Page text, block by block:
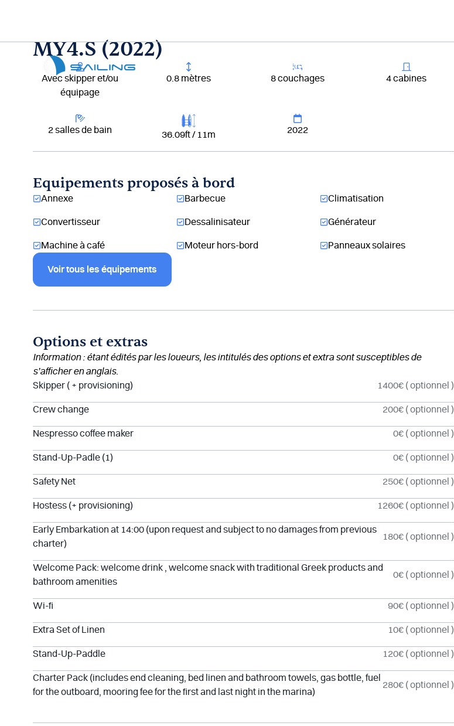
Louer un bateau
MY4.S (2022)
Avec skipper et/ou
équipage
0.8 mètres 8 couchages 4 cabines
2 salles de bain 36.09ft / 11m 2022
Equipements proposés à bord
Annexe Barbecue Climatisation
Convertisseur Dessalinisateur Générateur
Machine à café Moteur hors-bord Panneaux solaires
Voir tous les équipements
Options et extras
Information : étant édités par les loueurs, les intitulés des options et extra sont susceptibles de
s’afficher en anglais.
Skipper ( + provisioning)
1400€ ( optionnel )
Crew change 200€ ( optionnel )
Nespresso coffee maker 0€ ( optionnel )
Stand-Up-Padle (1) 0€ ( optionnel )
Safety Net 250€ ( optionnel )
Hostess (+ provisioning) 1260€ ( optionnel )
Early Embarkation at 14:00 (upon request and subject to no damages from previous
charter)
180€ ( optionnel )
Welcome Pack: welcome drink , welcome snack with traditional Greek products and
bathroom amenities
0€ ( optionnel )
Wi-fi 90€ ( optionnel )
Extra Set of Linen 10€ ( optionnel )
Stand-Up-Paddle 120€ ( optionnel )
Charter Pack (includes end cleaning, bed linen and bathroom towels, gas bottle, fuel
for the outboard, mooring fee for the first and last night in the marina)
280€ ( optionnel )